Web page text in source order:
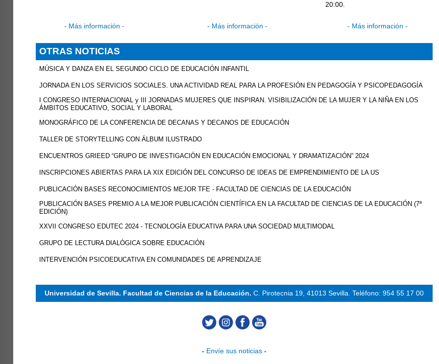
20:00.
- Más información - - Más información - - Más información -
OTRAS NOTICIAS
MÚSICA Y DANZA EN EL SEGUNDO CICLO DE EDUCACIÓN INFANTIL
JORNADA EN LOS SERVICIOS SOCIALES. UNA ACTIVIDAD REAL PARA LA PROFESIÓN EN PEDAGOGÍA Y PSICOPEDAGOGÍA
I CONGRESO INTERNACIONAL y III JORNADAS MUJERES QUE INSPIRAN. VISIBILIZACIÓN DE LA MUJER Y LA NIÑA EN LOS
ÁMBITOS EDUCATIVO, SOCIAL Y LABORAL
MONOGRÁFICO DE LA CONFERENCIA DE DECANAS Y DECANOS DE EDUCACIÓN
TALLER DE STORYTELLING CON ÁLBUM ILUSTRADO
ENCUENTROS GRIEED “GRUPO DE INVESTIGACIÓN EN EDUCACIÓN EMOCIONAL Y DRAMATIZACIÓN” 2024
INSCRIPCIONES ABIERTAS PARA LA XIX EDICIÓN DEL CONCURSO DE IDEAS DE EMPRENDIMIENTO DE LA US
PUBLICACIÓN BASES RECONOCIMIENTOS MEJOR TFE - FACULTAD DE CIENCIAS DE LA EDUCACIÓN
PUBLICACIÓN BASES PREMIO A LA MEJOR PUBLICACIÓN CIENTÍFICA EN LA FACULTAD DE CIENCIAS DE LA EDUCACIÓN (7ª
EDICIÓN)
XXVII CONGRESO EDUTEC 2024 - TECNOLOGÍA EDUCATIVA PARA UNA SOCIEDAD MULTIMODAL
GRUPO DE LECTURA DIALÓGICA SOBRE EDUCACIÓN
INTERVENCIÓN PSICOEDUCATIVA EN COMUNIDADES DE APRENDIZAJE
Universidad de Sevilla. Facultad de Ciencias de la Educación.C. Pirotecnia 19, 41013 Sevilla.Teléfono: 954 55 17 00
- Envíe sus noticias -